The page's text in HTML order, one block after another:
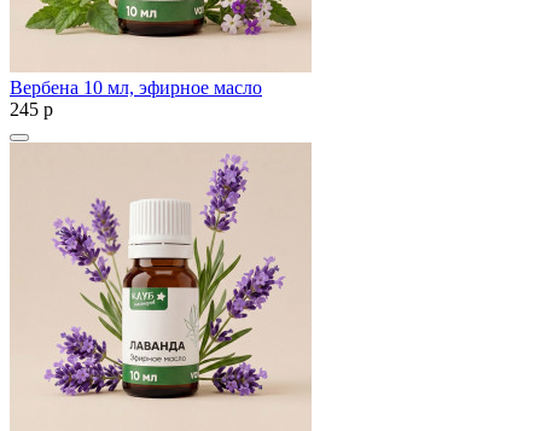
Вербена 10 мл, эфирное масло
245 p